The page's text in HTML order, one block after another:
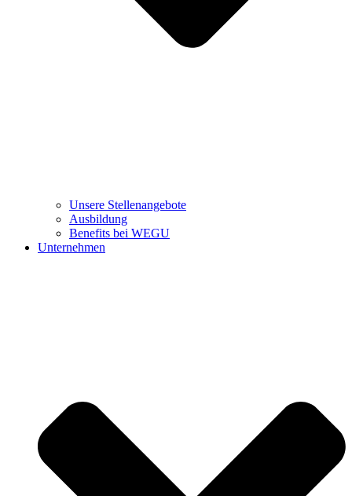
Unsere Stellenangebote
Ausbildung
Benefits bei WEGU
Unternehmen